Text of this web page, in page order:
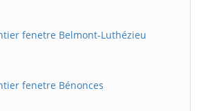
fenetre Belmont-Luthézieu
fenetre Bénonces